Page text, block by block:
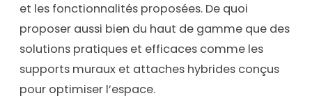
et les fonctionnalités proposées. De quoi
proposer aussi bien du haut de gamme que des
solutions pratiques et efficaces comme les
supports muraux et attaches hybrides conçus
pour optimiser l’espace.